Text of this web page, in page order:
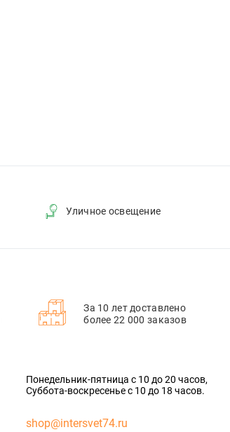
Уличное освещение
За 10 лет доставлено
более 22 000 заказов
Понедельник-пятница с 10 до 20 часов,
Суббота-воскресенье с 10 до 18 часов.
shop@intersvet74.ru